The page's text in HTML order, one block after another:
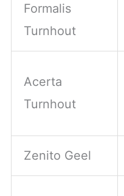
Formalis
Turnhout
Acerta
Turnhout
Zenito Geel